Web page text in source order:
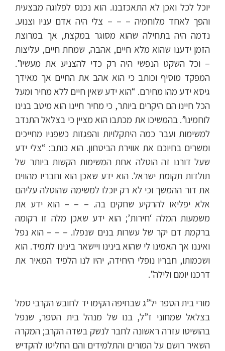
יוכל לכל ואכן לא התאכזבנו. הוא נכנס לפלוגה מבצעית
והפך לאחד מלוחמיה – – – צלי היה אדם עניו וצנוע.
נדמה היה בתחילה שהוא מסוגר במקצת, אך במרוצת
הזמן ידענו שהוא מלא חיים, אהבה, שמחת חיים, עליצות
– וכל השקט הנפשי היה רק כדי להצניע את מעשיו”.
המפקד מוסיף וכותב כי הוא אהב את החיים אך מאידך
גיסא ידע מהו מחירם. “הוא ידע שאין חיים ללא מחיר ומעל
הכל חיינו הם היקרים ביותר, כי מחיר חיינו הוא מיטב בנינו
לוחמינו”. בהמשיכו את מכתבו הוא מציין כי בצלאל התנדב
למשימות ועבר כמה היתקלויות והפגזות כשפניו מחייכים
ומשרים בחיוכם את אווירת הביטחון. הוא כותב: “צלי ידע
שעל דורנו זה הוטלה אחת המשימות הקשות ביותר של
תולדות תקומת ישראל. הוא ידע שאכן הוא וחבריו מהווים
את דור ההמשך וכי לא רק יוכלו למשימה שהוטלה עליהם
אלא יפליאו להרקיע שחקים בה. – – – הוא ידע את
משמעות המלה ‘חירות’; הוא ידע שאכן מלה זו רקומה
ברקמת דם יקר של עשרות בנים שנפלו. – – – הוא נפל
ואיננו אך האמינו לי שהוא בינינו ויישאר בינינו לתמיד. הוא
ושכמותו, חבריו נופלי היחידה, יהיו לנו הלפיד המאיר את
דרכנו יומם ולילה”.
מורי בית הספר יל”ג שבחיפה הקימו יד לחובש הקרבי סמל
בצלאל שמחוני ז”ל, בנו של מנהל בית הספר, שנפל
בהושיטו עזרה ראשונה לחבר לנשק בשדה הקרב; המקרה
השאיר רושם על המורים והתלמידים והם החליטו להקדיש